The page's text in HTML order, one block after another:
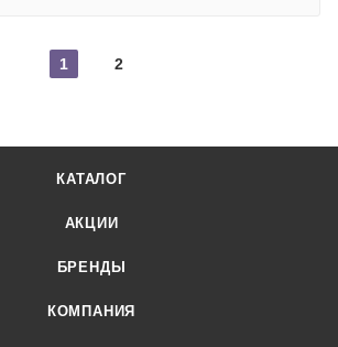
1 2
КАТАЛОГ
АКЦИИ
БРЕНДЫ
КОМПАНИЯ